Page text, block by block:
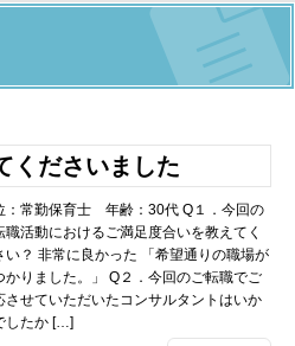
くださいました
：常勤保育士 年齢：30代 Q１．今回の
職活動におけるご満足度合いを教えてく
い？ 非常に良かった 「希望通りの職場が
かりました。」 Q２．今回のご転職でご
させていただいたコンサルタントはいか
したか […]